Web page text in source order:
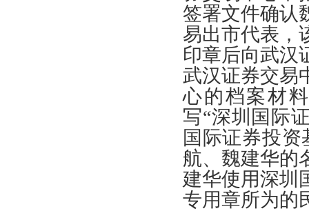
签署文件确认
易出市代表 ，
印章后向武汉
武汉证券交易
心的档案材
写“深圳国际
国际证券投
航、 魏建华的
建华使用深圳
专用章所为的